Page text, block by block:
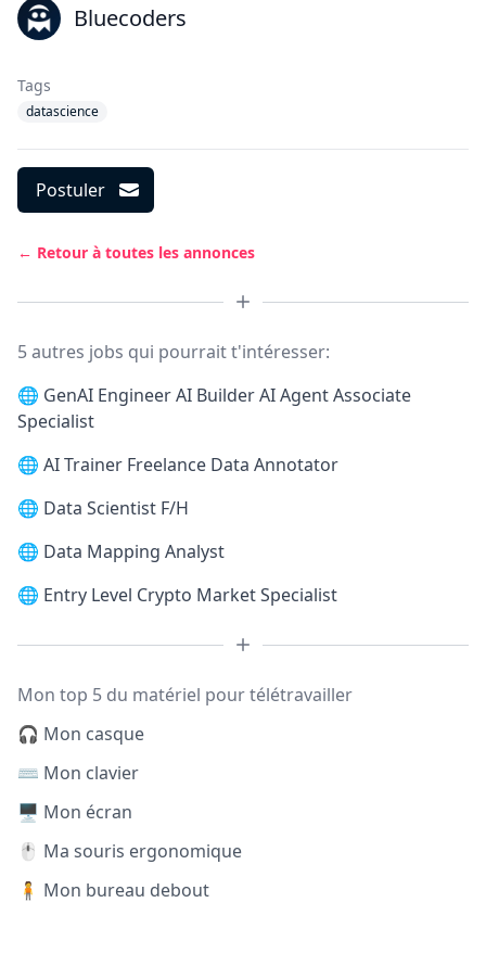
Bluecoders
Tags
datascience
Postuler
← Retour à toutes les annonces
5 autres jobs qui pourrait t'intéresser:
🌐 GenAI Engineer AI Builder AI Agent Associate
Specialist
🌐 AI Trainer Freelance Data Annotator
🌐 Data Scientist F/H
🌐 Data Mapping Analyst
🌐 Entry Level Crypto Market Specialist
Mon top 5 du matériel pour télétravailler
🎧 Mon casque
⌨️ Mon clavier
🖥️ Mon écran
🖱️ Ma souris ergonomique
🧍 Mon bureau debout